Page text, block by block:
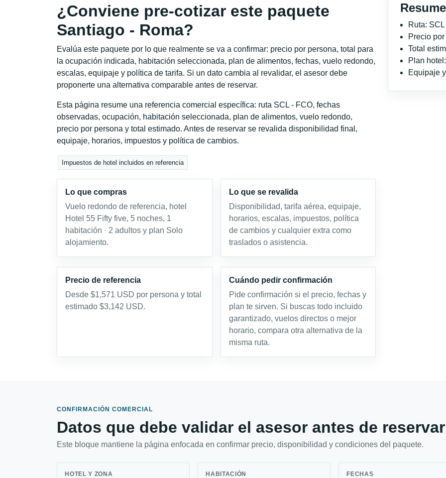
¿Conviene pre-cotizar este paquete
Santiago - Roma?
Evalúa este paquete por lo que realmente se va a confirmar: precio por persona, total para
la ocupación indicada, habitación seleccionada, plan de alimentos, fechas, vuelo redondo,
escalas, equipaje y política de tarifa. Si un dato cambia al revalidar, el asesor debe
proponerte una alternativa comparable antes de reservar.
Esta página resume una referencia comercial específica: ruta SCL - FCO, fechas
observadas, ocupación, habitación seleccionada, plan de alimentos, vuelo redondo,
precio por persona y total estimado. Antes de reservar se revalida disponibilidad final,
equipaje, horarios, impuestos y política de cambios.
Impuestos de hotel incluidos en referencia
Lo que compras
Vuelo redondo de referencia, hotel
Hotel 55 Fifty five, 5 noches, 1
habitación · 2 adultos y plan Solo
alojamiento.
Lo que se revalida
Disponibilidad, tarifa aérea, equipaje,
horarios, escalas, impuestos, política
de cambios y cualquier extra como
traslados o asistencia.
Precio de referencia
Desde $1,571 USD por persona y total
estimado $3,142 USD.
Cuándo pedir confirmación
Pide confirmación si el precio, fechas y
plan te sirven. Si buscas todo incluido
garantizado, vuelos directos o mejor
horario, compara otra alternativa de la
misma ruta.
Ruta:
Precio
Total
Plan
Equipaje
CONFIRMACIÓN COMERCIAL
Datos que debe validar el asesor antes de reservar
Este bloque mantiene la página enfocada en confirmar precio, disponibilidad y condiciones del paquete.
HOTEL Y ZONA HABITACIÓN FECHAS